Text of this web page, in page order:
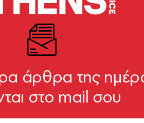
άρθρα της
στο mail σου